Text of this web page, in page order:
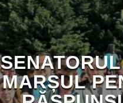
MARȘUL